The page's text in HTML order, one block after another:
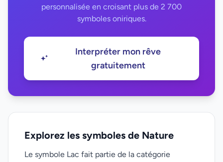
personnalisée en croisant plus de 2 700
symboles oniriques.
Interpréter mon rêve
gratuitement
Explorez les symboles de Nature
Le symbole Lac fait partie de la catégorie